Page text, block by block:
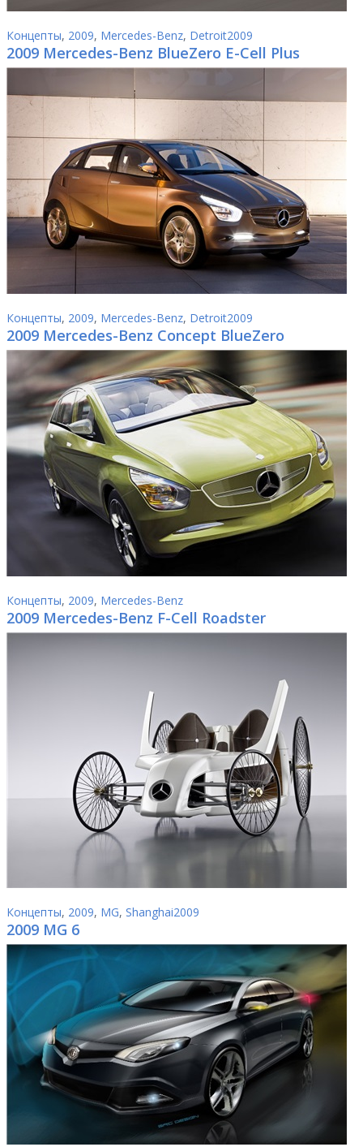
Концепты, 2009, Mercedes-Benz, Detroit2009
2009 Mercedes-Benz BlueZero E-Cell Plus
Концепты, 2009, Mercedes-Benz, Detroit2009
2009 Mercedes-Benz Concept BlueZero
Концепты, 2009, Mercedes-Benz
2009 Mercedes-Benz F-Cell Roadster
Концепты, 2009, MG, Shanghai2009
2009 MG 6